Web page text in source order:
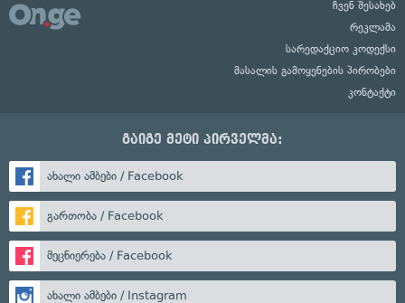
ჩვენ შესახებ
რეკლამა
სარედაქციო კოდექსი
მასალის გამოყენების პირობები
კონტაქტი
გაიგე მეტი პირველმა:
ახალი ამბები / Facebook
გართობა / Facebook
მეცნიერება / Facebook
ახალი ამბები / Instagram